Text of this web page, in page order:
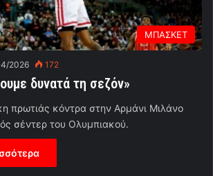
ΜΠΑΣΚΕΤ
2026 172
δυνατά τη σεζόν»
πρωτιάς κόντρα στην Αρμάνι Μιλάνο
σέντερ του Ολυμπιακού.